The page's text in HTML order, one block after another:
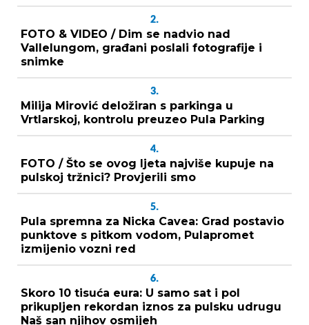
2.
FOTO & VIDEO / Dim se nadvio nad
Vallelungom, građani poslali fotografije i
snimke
3.
Milija Mirović deložiran s parkinga u
Vrtlarskoj, kontrolu preuzeo Pula Parking
4.
FOTO / Što se ovog ljeta najviše kupuje na
pulskoj tržnici? Provjerili smo
5.
Pula spremna za Nicka Cavea: Grad postavio
punktove s pitkom vodom, Pulapromet
izmijenio vozni red
6.
Skoro 10 tisuća eura: U samo sat i pol
prikupljen rekordan iznos za pulsku udrugu
Naš san njihov osmijeh